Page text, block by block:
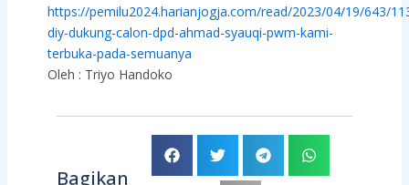
https://pemilu2024.harianjogja.com/read/2023/04/19/643/
diy-dukung-calon-dpd-ahmad-syauqi-pwm-kami-
terbuka-pada-semuanya
Oleh : Triyo Handoko
Bagikan